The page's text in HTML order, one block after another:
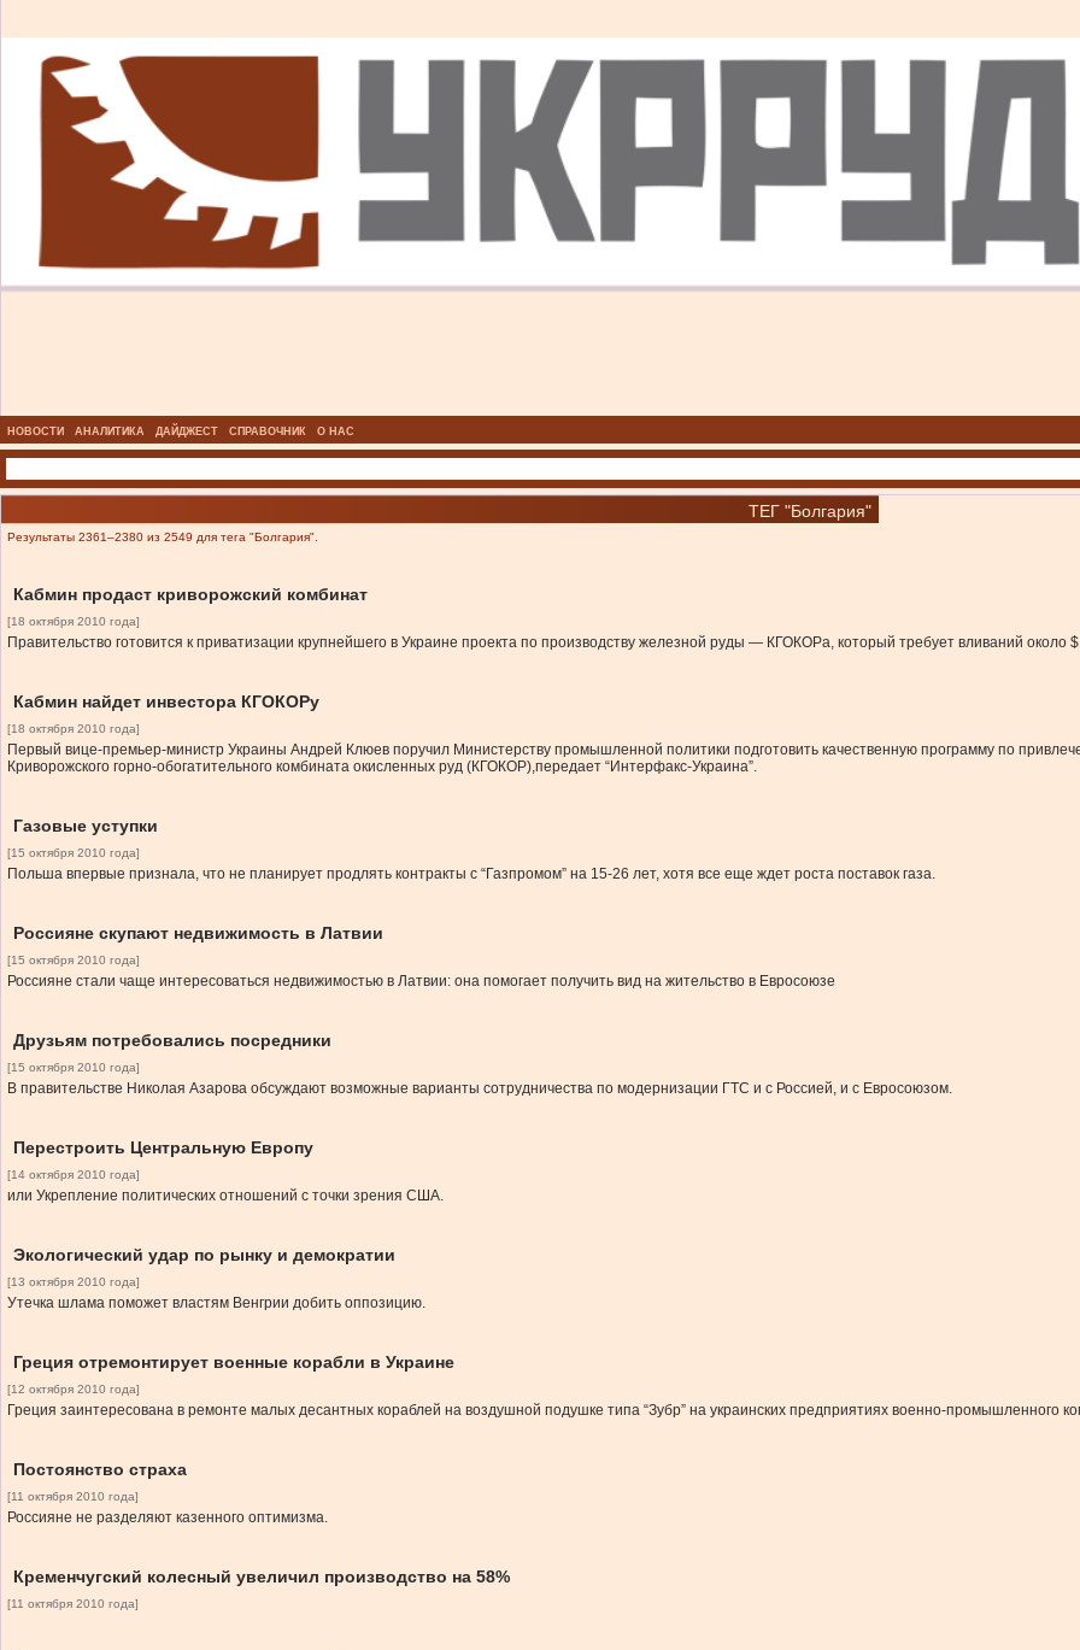
НОВОСТИ АНАЛИТИКА ДАЙДЖЕСТ СПРАВОЧНИК О НАС
ТЕГ "Болгария"
Результаты 2361–2380 из 2549 для тега "Болгария".
Кабмин продаст криворожский комбинат
[18 октября 2010 года]
Правительство готовится к приватизации крупнейшего в Украине проекта по производству железной руды — КГОКОРа, который требует вливаний около
Кабмин найдет инвестора КГОКОРу
[18 октября 2010 года]
Первый вице-премьер-министр Украины Андрей Клюев поручил Министерству промышленной политики подготовить качественную программу по
Криворожского горно-обогатительного комбината окисленных руд (КГОКОР),передает “Интерфакс-Украина”.
Газовые уступки
[15 октября 2010 года]
Польша впервые признала, что не планирует продлять контракты с “Газпромом” на 15-26 лет, хотя все еще ждет роста поставок газа.
Россияне скупают недвижимость в Латвии
[15 октября 2010 года]
Россияне стали чаще интересоваться недвижимостью в Латвии: она помогает получить вид на жительство в Евросоюзе
Друзьям потребовались посредники
[15 октября 2010 года]
В правительстве Николая Азарова обсуждают возможные варианты сотрудничества по модернизации ГТС и с Россией, и с Евросоюзом.
Перестроить Центральную Европу
[14 октября 2010 года]
или Укрепление политических отношений с точки зрения США.
Экологический удар по рынку и демократии
[13 октября 2010 года]
Утечка шлама поможет властям Венгрии добить оппозицию.
Греция отремонтирует военные корабли в Украине
[12 октября 2010 года]
Греция заинтересована в ремонте малых десантных кораблей на воздушной подушке типа “Зубр” на украинских предприятиях военно-промышленного
Постоянство страха
[11 октября 2010 года]
Россияне не разделяют казенного оптимизма.
Кременчугский колесный увеличил производство на 58%
[11 октября 2010 года]